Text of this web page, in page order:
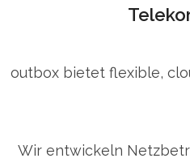
outbox bietet flexible,
Wir entwickeln